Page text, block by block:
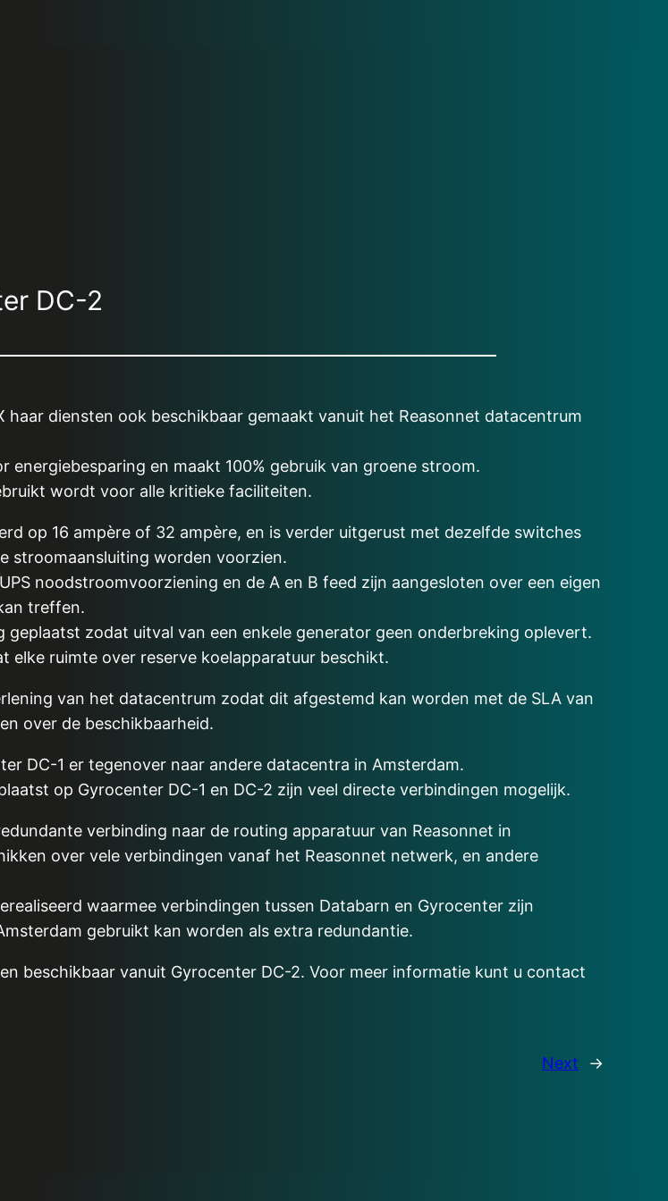
DC-2
diensten ook beschikbaar gemaakt vanuit het Reasonnet datacentrum
en maakt 100% gebruik van groene stroom.
wordt voor alle kritieke faciliteiten.
op 16 ampère of 32 ampère, en is verder uitgerust met dezelfde switches
stroomaansluiting worden voorzien.
noodstroomvoorziening en de A en B feed zijn aangesloten over een eigen
treffen.
geplaatst zodat uitval van een enkele generator geen onderbreking oplevert.
elke ruimte over reserve koelapparatuur beschikt.
van het datacentrum zodat dit afgestemd kan worden met de SLA van
over de beschikbaarheid.
DC-1 er tegenover naar andere datacentra in Amsterdam.
op Gyrocenter DC-1 en DC-2 zijn veel directe verbindingen mogelijk.
verbinding naar de routing apparatuur van Reasonnet in
over vele verbindingen vanaf het Reasonnet netwerk, en andere
waarmee verbindingen tussen Databarn en Gyrocenter zijn
gebruikt kan worden als extra redundantie.
beschikbaar vanuit Gyrocenter DC-2. Voor meer informatie kunt u contact
Next →